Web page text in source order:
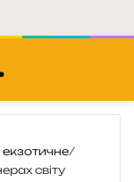
/
світу